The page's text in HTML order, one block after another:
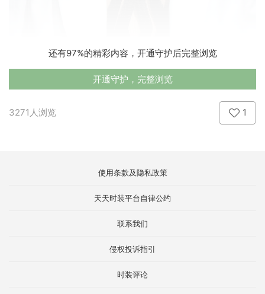
还有97%的精彩内容，开通守护后完整浏览
开通守护，完整浏览
3271人浏览 1
使用条款及隐私政策
天天时装平台自律公约
联系我们
侵权投诉指引
时装评论